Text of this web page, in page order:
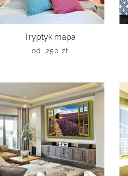
Tryptyk mapa
od: 250zł